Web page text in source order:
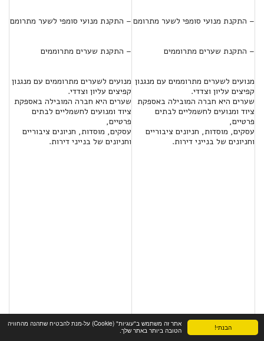
הבנתי!
אתר זה משתמש ב"עוגיות" (Cookie) על-מנת להבטיח שתהנה מהחוויה
הטובה ביותר באתר שלך.
– התקנת מנועי סומפי לשער מתרומם
– התקנת שערים מתרוממים
מנועים לשערים מתרוממים עם מנגנון
קפיצים עליון וצדדי.
שערים היא חברה המובילה באספקת
ציוד ומנועים לחשמליים לבתים
פרטיים,
עסקים, מוסדות, חניונים ציבוריים
וחניונים של בנייני דירות.
– התקנת מנועי סומפי לשער מתרומם
– התקנת שערים מתרוממים
מנועים לשערים מתרוממים עם מנגנון
קפיצים עליון וצדדי.
שערים היא חברה המובילה באספקת
ציוד ומנועים לחשמליים לבתים
פרטיים,
עסקים, מוסדות, חניונים ציבוריים
וחניונים של בנייני דירות.